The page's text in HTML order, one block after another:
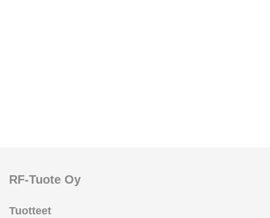
RF-Tuote Oy
Tuotteet